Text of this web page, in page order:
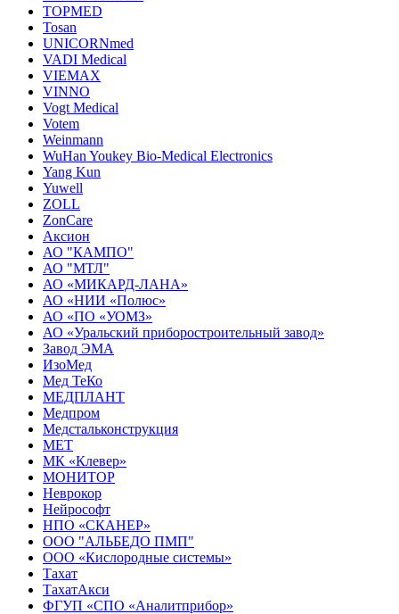
TOPMED
Tosan
UNICORNmed
VADI Medical
VIEMAX
VINNO
Vogt Medical
Votem
Weinmann
WuHan Youkey Bio-Medical Electronics
Yang Kun
Yuwell
ZOLL
ZonCare
Аксион
АО "КАМПО"
АО "МТЛ"
АО «МИКАРД-ЛАНА»
АО «НИИ «Полюс»
АО «ПО «УОМЗ»
АО «Уральский приборостроительный завод»
Завод ЭМА
ИзоМед
Мед ТеКо
МЕДПЛАНТ
Медпром
Медстальконструкция
МЕТ
МК «Клевер»
МОНИТОР
Неврокор
Нейрософт
НПО «СКАНЕР»
ООО "АЛЬБЕДО ПМП"
ООО «Кислородные системы»
Тахат
ТахатАкси
ФГУП «СПО «Аналитприбор»